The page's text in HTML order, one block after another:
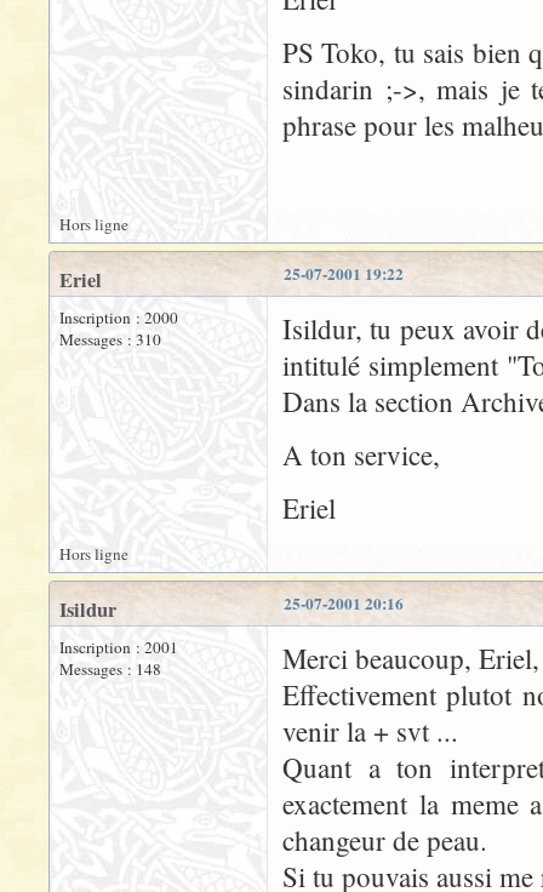
PS Toko, tu sais bien
sindarin ;->, mais je
phrase pour les
Hors ligne
25-07-2001 19:22
Eriel
Inscription : 2000
Messages : 310
Isildur, tu peux avoir
intitulé simplement
Dans la section
A ton service,
Eriel
Hors ligne
25-07-2001 20:16
Isildur
Inscription : 2001
Messages : 148
Merci beaucoup,
Effectivement plutot
venir la + svt ...
Quant a ton
exactement la meme
changeur de peau.
Si tu pouvais aussi